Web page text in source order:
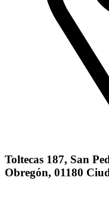
Toltecas 187, San
Obregón, 01180